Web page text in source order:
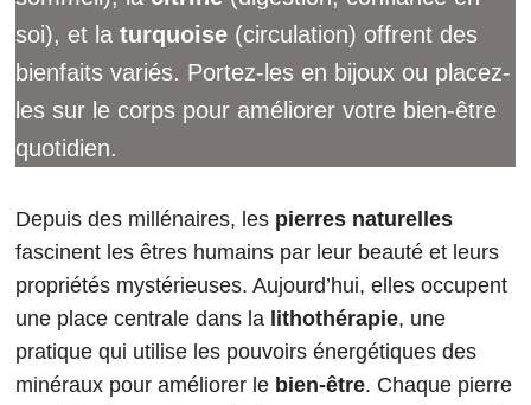
soi), et la turquoise (circulation) offrent des
bienfaits variés. Portez-les en bijoux ou placez-
les sur le corps pour améliorer votre bien-être
quotidien.
Depuis des millénaires, les pierres naturelles
fascinent les êtres humains par leur beauté et leurs
propriétés mystérieuses. Aujourd’hui, elles occupent
une place centrale dans la lithothérapie, une
pratique qui utilise les pouvoirs énergétiques des
minéraux pour améliorer le bien-être. Chaque pierre